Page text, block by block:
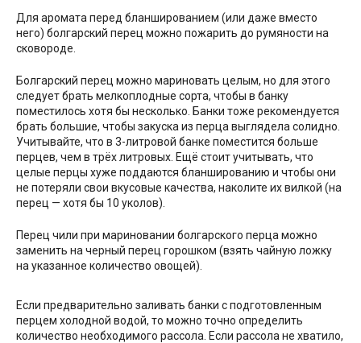
Для аромата перед бланшированием (или даже вместо
него) болгарский перец можно пожарить до румяности на
сковороде.
Болгарский перец можно мариновать целым, но для этого
следует брать мелкоплодные сорта, чтобы в банку
поместилось хотя бы несколько. Банки тоже рекомендуется
брать большие, чтобы закуска из перца выглядела солидно.
Учитывайте, что в 3-литровой банке поместится больше
перцев, чем в трёх литровых. Ещё стоит учитывать, что
целые перцы хуже поддаются бланшированию и чтобы они
не потеряли свои вкусовые качества, наколите их вилкой (на
перец — хотя бы 10 уколов).
Перец чили при мариновании болгарского перца можно
заменить на черный перец горошком (взять чайную ложку
на указанное количество овощей).
Если предварительно заливать банки с подготовленным
перцем холодной водой, то можно точно определить
количество необходимого рассола. Если рассола не хватило,